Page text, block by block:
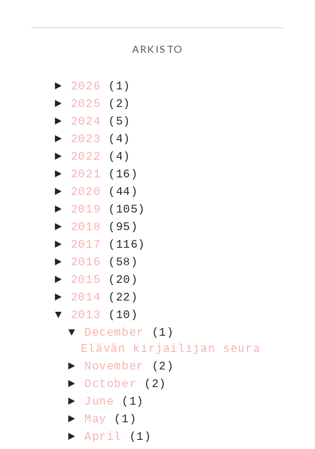
ARKISTO
► 2026 (1)
► 2025 (2)
► 2024 (5)
► 2023 (4)
► 2022 (4)
► 2021 (16)
► 2020 (44)
► 2019 (105)
► 2018 (95)
► 2017 (116)
► 2016 (58)
► 2015 (20)
► 2014 (22)
▼ 2013 (10)
▼ December
(1)
Elävän kirjailijan seura
► November (2)
► October (2)
► June (1)
► May (1)
► April (1)